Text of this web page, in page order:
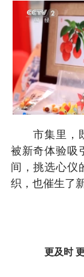
市集里，既
被新奇体验吸
间，挑选心仪
织，也催生了
更及时